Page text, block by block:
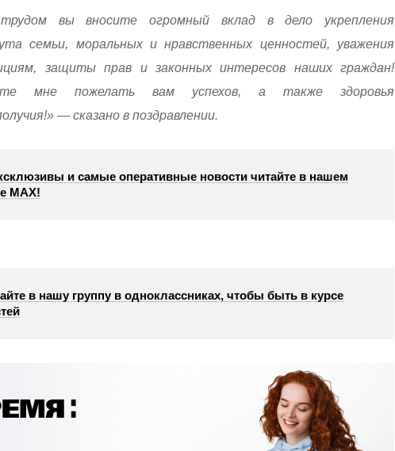
вы вносите огромный вклад в дело укрепления
семьи, моральных и нравственных ценностей, уважения
защиты прав и законных интересов наших граждан!
мне пожелать вам успехов, а также здоровья
— сказано в поздравлении.
и самые оперативные новости читайте в нашем
МАХ!
в нашу группу в одноклассниках, чтобы быть в курсе